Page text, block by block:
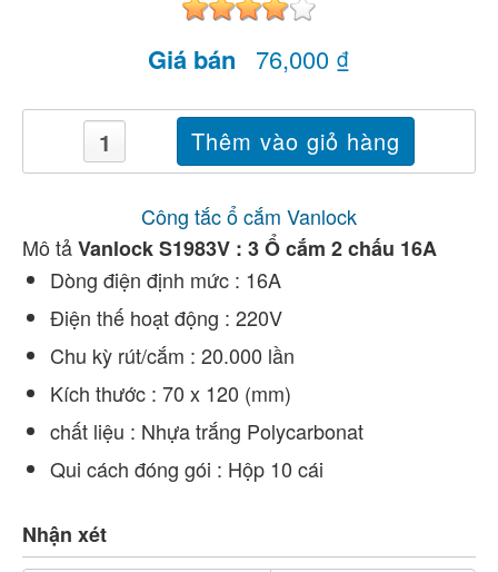
Giá bán 76,000 ₫
Công tắc ổ cắm Vanlock
Mô tảVanlock S1983V : 3 Ổ cắm 2 chấu 16A
Dòng điện định mức : 16A
Điện thế hoạt động : 220V
Chu kỳ rút/cắm : 20.000 lần
Kích thước : 70 x 120 (mm)
chất liệu : Nhựa trắng Polycarbonat
Qui cách đóng gói : Hộp 10 cái
Nhận xét